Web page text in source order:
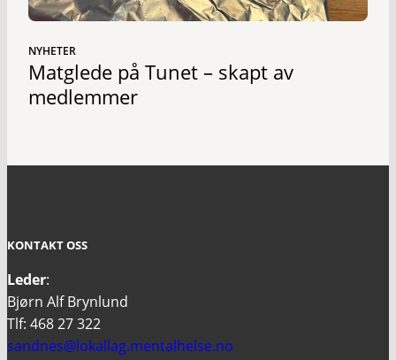
NYHETER
Matglede på Tunet – skapt av
medlemmer
KONTAKT OSS
Leder:
Bjørn Alf Brynlund
Tlf: 468 27 322
sandnes@lokallag.mentalhelse.no